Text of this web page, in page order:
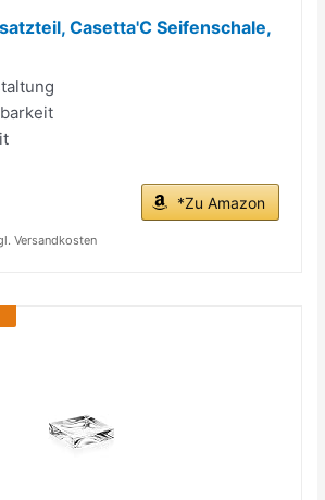
Casetta'C Seifenschale,
*Zu Amazon
Versandkosten